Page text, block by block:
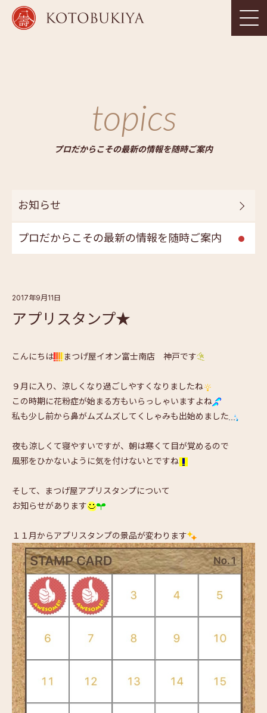
topics
プロだからこその最新の情報を随時ご案内
お知らせ
プロだからこその最新の情報を随時ご案内
2017年9月11日
アプリスタンプ★
こんにちは まつげ屋イオン富士南店 神戸です
９月に入り、涼しくなり過ごしやすくなりましたね
この時期に花粉症が始まる方もいらっしゃいますよね
私も少し前から鼻がムズムズしてくしゃみも出始めました
夜も涼しくて寝やすいですが、朝は寒くて目が覚めるので
風邪をひかないように気を付けないとですね
そして、まつげ屋アプリスタンプについて
お知らせがあります
１１月からアプリスタンプの景品が変わります